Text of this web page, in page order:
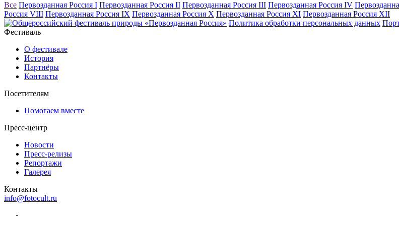
Все Первозданная Россия I Первозданная Россия II Первозданная Россия III Первозданная Россия IV
Россия VIII Первозданная Россия IX Первозданная Россия X Первозданная Россия XI Первозданная Россия XII
Политика обработки персональных данных
Фестиваль
О фестивале
История
Партнёры
Контакты
Посетителям
Помогаем вместе
Пресс-центр
Новости
Пресс-релизы
Репортажи
Галерея
Контакты
info@fotocult.ru